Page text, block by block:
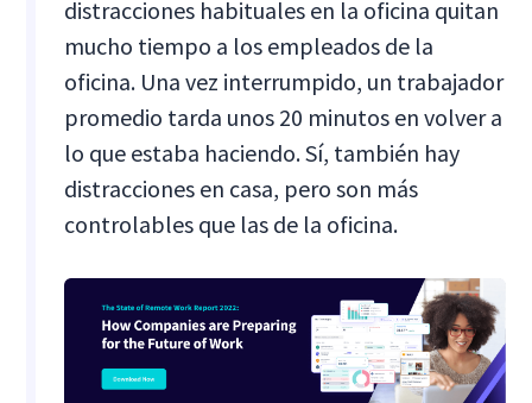
distracciones habituales en la oficina quitan
mucho tiempo a los empleados de la
oficina. Una vez interrumpido, un trabajador
promedio tarda unos 20 minutos en volver a
lo que estaba haciendo. Sí, también hay
distracciones en casa, pero son más
controlables que las de la oficina.